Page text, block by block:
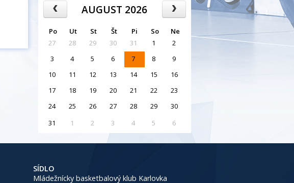
AUGUST 2026
Po Ut St Št Pi So
Ne
27
28 29 30 31 1
2
3
4 5 6 7 8
9
10
11 12 13 14 15
16
17
18 19 20 21 22
23
24
25 26 27 28 29
30
31
1 2 3 4 5 6
SÍDLO
Mládežnícky basketbalový klub Karlovka